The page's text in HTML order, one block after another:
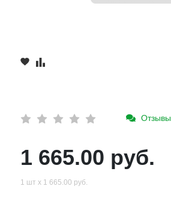
Отзывы
1 665.00 руб.
1 шт х 1 665.00 руб.